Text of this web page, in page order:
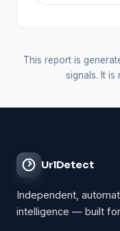
This report is
signals. It
UrlDetect
Independent,
intelligence — built